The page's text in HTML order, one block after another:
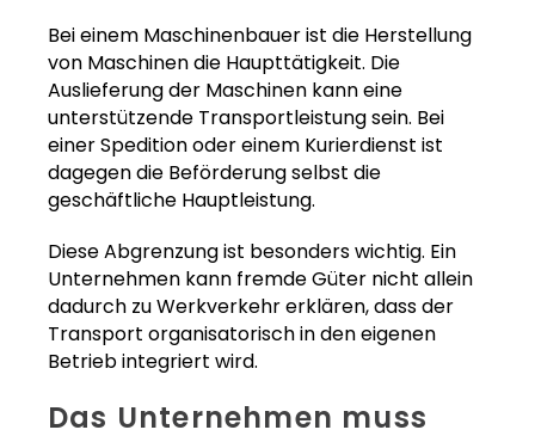
Bei einem Maschinenbauer ist die Herstellung
von Maschinen die Haupttätigkeit. Die
Auslieferung der Maschinen kann eine
unterstützende Transportleistung sein. Bei
einer Spedition oder einem Kurierdienst ist
dagegen die Beförderung selbst die
geschäftliche Hauptleistung.
Diese Abgrenzung ist besonders wichtig. Ein
Unternehmen kann fremde Güter nicht allein
dadurch zu Werkverkehr erklären, dass der
Transport organisatorisch in den eigenen
Betrieb integriert wird.
Das Unternehmen muss